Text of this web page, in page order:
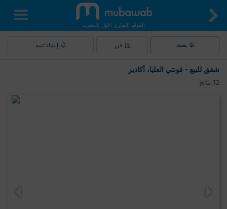
الموقع العقاري الأول بالمغرب
بحث فرز إنشاء تنبيه
شقق للبيع - فونتي العليا، أكادير
12 نتائج